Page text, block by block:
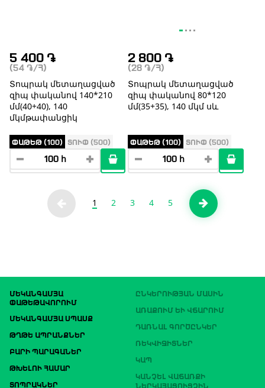
5 400 ֏
(54 ֏ /Հ)
Տոպրակ մետաղացված
զիպ փականով 140*210
մմ(40+40), 140
մկմթափանցիկ
ՓԱԹԵԹ (100) ՏՈՒՓ (500)
2 800 ֏
(28 ֏ /Հ)
Տոպրակ մետաղացված
զիպ փականով 80*120
մմ(35+35), 140 մկմ սև
ՓԱԹԵԹ (100) ՏՈՒՓ (500)
1 2 3 4 5
ՄԵԿԱՆԳԱՄՅԱ
ՓԱԹԵԹԱՎՈՐՈՒՄ
ՄԵԿԱՆԳԱՄՅԱ ՍՊԱՍՔ
ԹՂԹԵ ԱՊՐԱՆՔՆԵՐ
ԲԱՐԻ ՊԱՐԱԳԱՆԵՐ
ԹԽԵԼՈՒ ՀԱՄԱՐ
ՏՈՊՐԱԿՆԵՐ
ԸՆԿԵՐՈՒԹՅԱՆ ՄԱՍԻՆ
ԱՌԱՔՈՒՄ ԵՒ ՎՃԱՐՈՒՄ
ԴԱՌՆԱԼ ԳՈՐԾԸՆԿԵՐ
ՌԵԿՎԻԶԻՏՆԵՐ
ԿԱՊ
ԿԱՆՉԵԼ ՎԱՃԱՌՔԻ
ՆԵՐԿԱՅԱՑՈՒՑՉԻՆ